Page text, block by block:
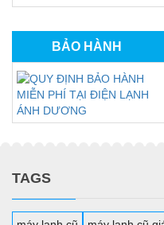
BẢO HÀNH
TAGS